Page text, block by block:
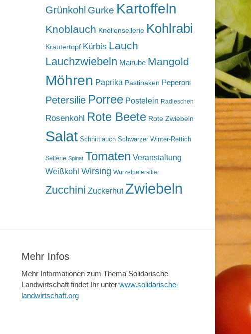
Grünkohl Gurke Kartoffeln
Knoblauch Knollensellerie Kohlrabi
Kräutertopf Kürbis Lauch
Lauchzwiebeln Mairube Mangold
Möhren Paprika Pastinaken Peperoni
Petersilie Porree Postelein Radieschen
Rosenkohl Rote Beete Rote Zwiebeln
Salat Schnittlauch Schwarzer Winter-Rettich
Sellerie Spinat Tomaten Veranstaltung
Weißkohl Wirsing Wurzelpetersilie
Zucchini Zuckerhut Zwiebeln
Mehr Infos
Mehr Informationen zum Thema Solidarische
Landwirtschaft findet Ihr unter www.solidarische-
landwirtschaft.org